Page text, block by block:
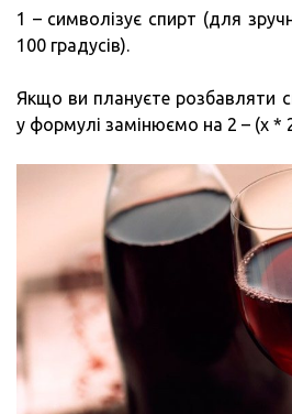
1 – символізує спирт (для
100 градусів).
Якщо ви плануєте розбавляти
у формулі замінюємо на 2 – (х *